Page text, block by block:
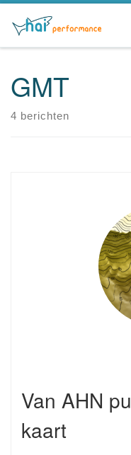
Ga naar inhoud
GMT
4 berichten
Van AHN
kaart